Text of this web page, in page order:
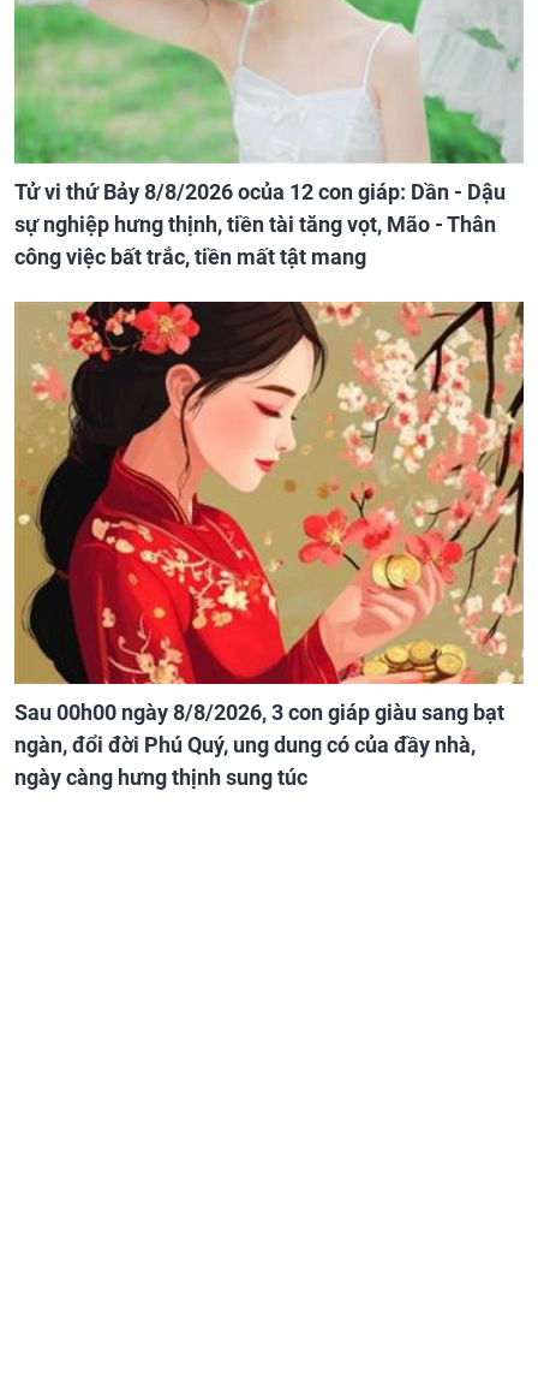
Tử vi thứ Bảy 8/8/2026 ocủa 12 con giáp: Dần - Dậu
sự nghiệp hưng thịnh, tiền tài tăng vọt, Mão - Thân
công việc bất trắc, tiền mất tật mang
Sau 00h00 ngày 8/8/2026, 3 con giáp giàu sang bạt
ngàn, đổi đời Phú Quý, ung dung có của đầy nhà,
ngày càng hưng thịnh sung túc